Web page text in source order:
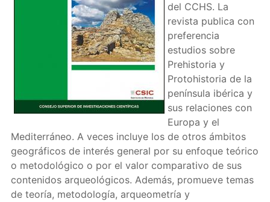
del CCHS. La
revista publica con
preferencia
estudios sobre
Prehistoria y
Protohistoria de la
península ibérica y
sus relaciones con
Europa y el
Mediterráneo. A veces incluye los de otros ámbitos
geográficos de interés general por su enfoque teórico
o metodológico o por el valor comparativo de sus
contenidos arqueológicos. Además, promueve temas
de teoría, metodología, arqueometría y